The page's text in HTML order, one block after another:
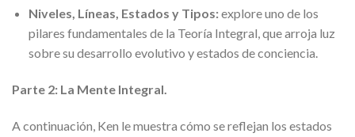
Niveles, Líneas, Estados y Tipos:explore uno de los
pilares fundamentales de la Teoría Integral, que arroja luz
sobre su desarrollo evolutivo y estados de conciencia.
Parte 2: La Mente Integral.
A continuación, Ken le muestra cómo se reflejan los estados